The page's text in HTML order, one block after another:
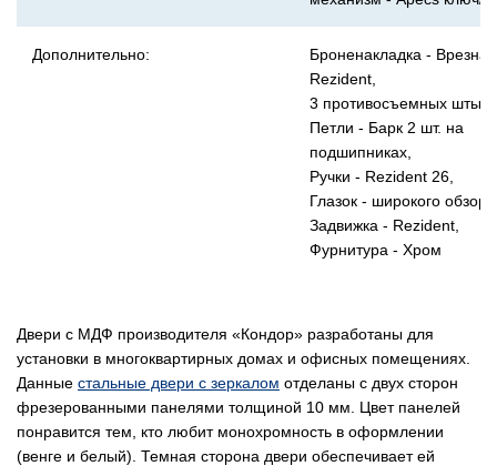
Дополнительно:
Броненакладка - Врезная
Rezident,
3 противосъемных
Петли - Барк 2 шт. на
подшипниках,
Ручки - Rezident 26,
Глазок - широкого
Задвижка - Rezident,
Фурнитура - Хром
Двери с МДФ производителя «Кондор» разработаны для
установки в многоквартирных домах и офисных помещениях.
Данные стальные двери с зеркалом отделаны с двух сторон
фрезерованными панелями толщиной 10 мм. Цвет панелей
понравится тем, кто любит монохромность в оформлении
(венге и белый). Темная сторона двери обеспечивает ей